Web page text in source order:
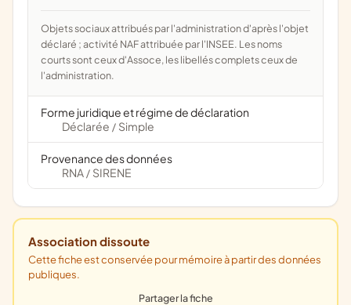
Objets sociaux attribués par l'administration d'après l'objet
déclaré ; activité NAF attribuée par l'INSEE. Les noms
courts sont ceux d'Assoce, les libellés complets ceux de
l'administration.
Forme juridique et régime de déclaration
Déclarée / Simple
Provenance des données
RNA / SIRENE
Association dissoute
Cette fiche est conservée pour mémoire à partir des données
publiques.
Partager la fiche